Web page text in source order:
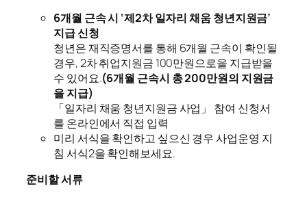
6개월 근속 시 ‘제2차 일자리 채움 청년지원금’
지급 신청
청년은 재직증명서를 통해 6개월 근속이 확인될
경우, 2차 취업지원금 100만원으로을 지급받을
수 있어요.(6개월 근속시 총 200만원의 지원금
을 지급)
「일자리 채움 청년지원금 사업」 참여 신청서
를 온라인에서 직접 입력
미리 서식을 확인하고 싶으신 경우 사업운영 지
침 서식2을 확인해보세요.
준비할 서류